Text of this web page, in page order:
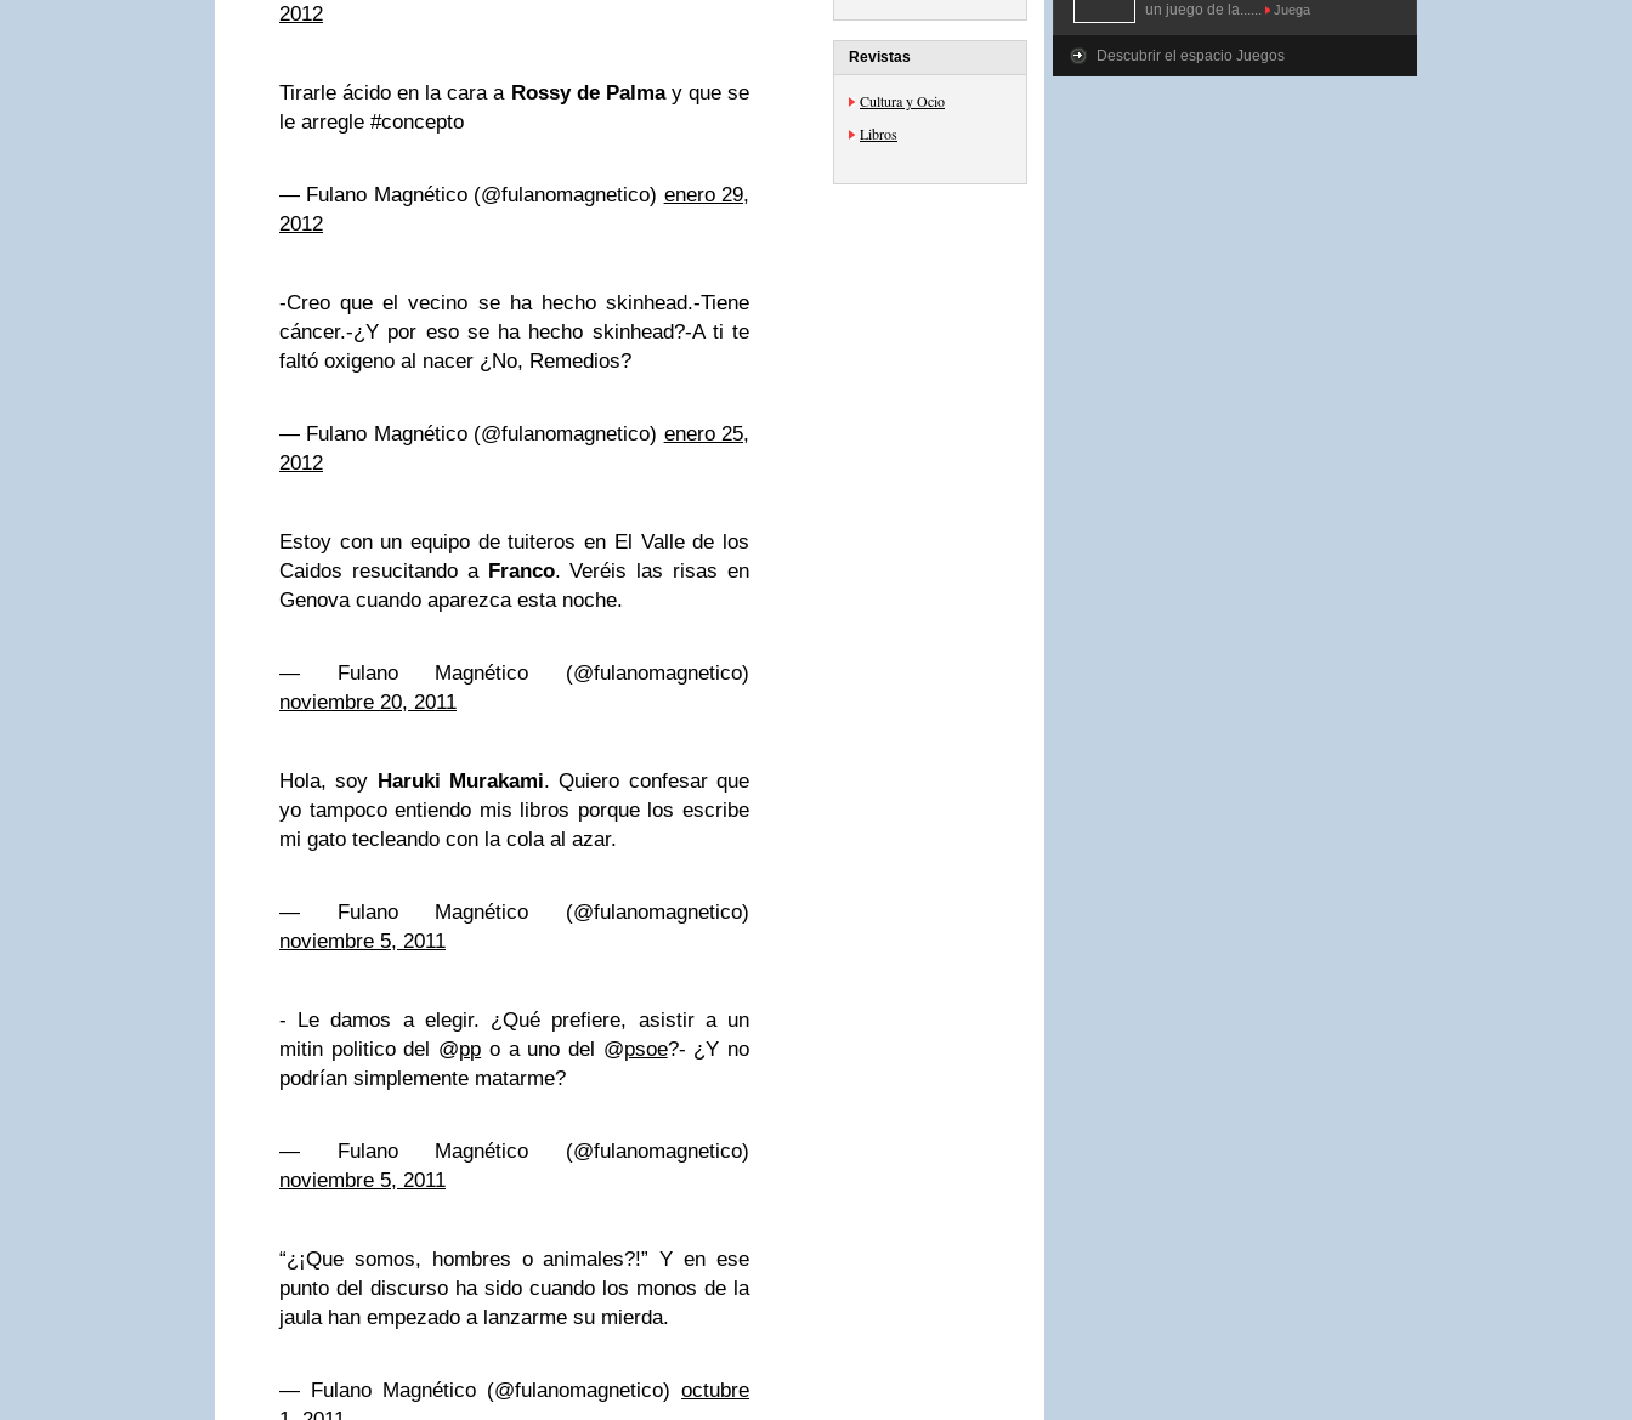
2012
Tirarle ácido en la cara a Rossy de Palmay que se
le arregle #concepto
— Fulano Magnético (@fulanomagnetico) enero 29,
2012
-Creo que el vecino se ha hecho skinhead.-Tiene
cáncer.-¿Y por eso se ha hecho skinhead?-A ti te
faltó oxigeno al nacer ¿No, Remedios?
— Fulano Magnético (@fulanomagnetico) enero 25,
2012
Estoy con un equipo de tuiteros en El Valle de los
Caidos resucitando a Franco. Veréis las risas en
Genova cuando aparezca esta noche.
— Fulano Magnético (@fulanomagnetico)
noviembre 20, 2011
Hola, soy Haruki Murakami. Quiero confesar que
yo tampoco entiendo mis libros porque los escribe
mi gato tecleando con la cola al azar.
— Fulano Magnético (@fulanomagnetico)
noviembre 5, 2011
- Le damos a elegir. ¿Qué prefiere, asistir a un
mitin politico del @pp o a uno del @psoe?- ¿Y no
podrían simplemente matarme?
— Fulano Magnético (@fulanomagnetico)
noviembre 5, 2011
“¿¡Que somos, hombres o animales?!” Y en ese
punto del discurso ha sido cuando los monos de la
jaula han empezado a lanzarme su mierda.
— Fulano Magnético (@fulanomagnetico) octubre
Revistas
Cultura y Ocio
Libros
un juego de la......
Juega
Descubrir el espacio Juegos